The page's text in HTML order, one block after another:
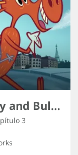
The Adventures of Rocky and Bullwinkle
3